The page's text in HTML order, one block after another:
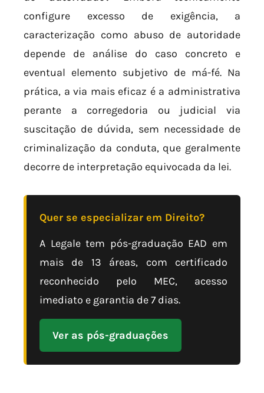
configure excesso de exigência, a
caracterização como abuso de autoridade
depende de análise do caso concreto e
eventual elemento subjetivo de má-fé. Na
prática, a via mais eficaz é a administrativa
perante a corregedoria ou judicial via
suscitação de dúvida, sem necessidade de
criminalização da conduta, que geralmente
decorre de interpretação equivocada da lei.
Quer se especializar em Direito?
A Legale tem pós-graduação EAD em
mais de 13 áreas, com certificado
reconhecido pelo MEC, acesso
imediato e garantia de 7 dias.
Ver as pós-graduações